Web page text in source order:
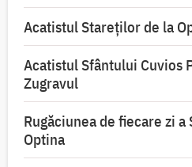
Acatistul Stareţilor de la
Acatistul Sfântului Cuvios
Zugravul
Rugăciunea de fiecare zi
Optina